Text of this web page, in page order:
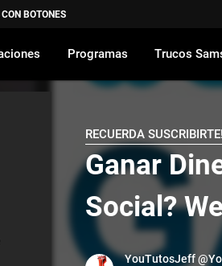
BOTONES
Programas Trucos
Ganar
Social?
RECUERDA SUSCRIBIRTE!
YouTutosJeff